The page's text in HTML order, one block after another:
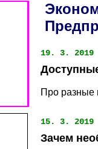
19. 3.
Про разные
15. 3.
Зачем